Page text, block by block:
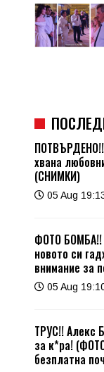
ПОТВЪРДЕНО!!
хвана
(СНИМКИ)
05 Aug
ФОТО БОМБА!!
новото си
внимание за
05 Aug
ТРУС!! Алекс
за к*ра!
безплатна